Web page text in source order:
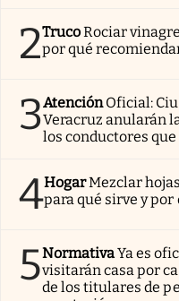
2TrucoRociar
por qué
3AtenciónOficial:
Veracruz anularán
los conductores
4HogarMezclar
para qué sirve y por
5NormativaYa es
visitarán casa por
de los titulares de